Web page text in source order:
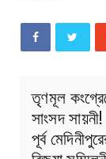
তৃণমূল
সাংসদ সায়নী!
পূর্ব